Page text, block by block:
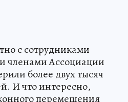
с сотрудниками
членами Ассоциации
более двух тысяч
И что интересно,
перемещения